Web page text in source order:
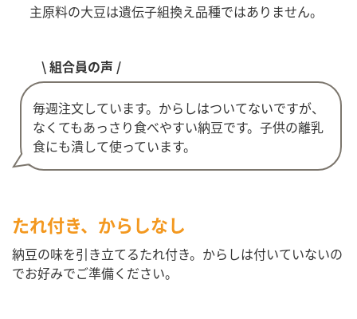
主原料の大豆は遺伝子組換え品種ではありません。
\ 組合員の声 /
毎週注文しています。からしはついてないですが、
なくてもあっさり食べやすい納豆です。子供の離乳
食にも潰して使っています。
たれ付き、からしなし
納豆の味を引き立てるたれ付き。からしは付いていないの
でお好みでご準備ください。